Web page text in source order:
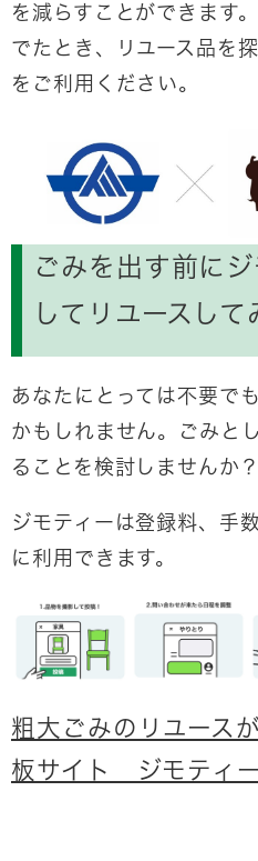
を減らすことができます
でたとき、リユース品を
をご利用ください。
ごみを出す前に
してリユースし
あなたにとっては不要で
かもしれません。ごみと
ることを検討しませんか？
ジモティーは登録料、手
に利用できます。
粗大ごみのリユース
板サイト ジモティ